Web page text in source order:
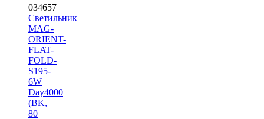
034657
Светильник
MAG-
ORIENT-
FLAT-
FOLD-
S195-
6W
Day4000
(BK,
80